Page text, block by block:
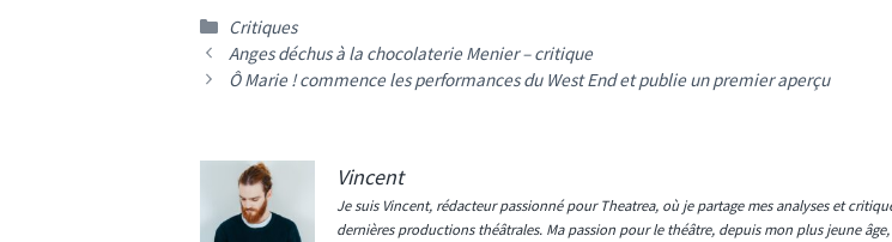
Catégories
Critiques
Anges déchus à la chocolaterie Menier – critique
Ô Marie ! commence les performances du West End et publie un premier aperçu
Vincent
Je suis Vincent, rédacteur passionné pour Theatrea, où je partage mes analyses et
dernières productions théâtrales. Ma passion pour le théâtre, depuis mon plus jeune